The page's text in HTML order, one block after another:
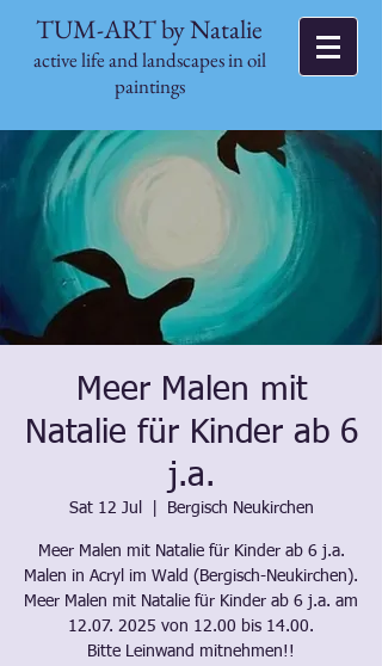
TUM-ART by Natalie
active life and landscapes in oil
paintings
Meer Malen mit
Natalie für Kinder ab 6
j.a.
Sat 12 Jul Bergisch Neukirchen
Meer Malen mit Natalie für Kinder ab 6 j.a.
Malen in Acryl im Wald (Bergisch-Neukirchen).
Meer Malen mit Natalie für Kinder ab 6 j.a. am
12.07. 2025 von 12.00 bis 14.00.
Bitte Leinwand mitnehmen!!